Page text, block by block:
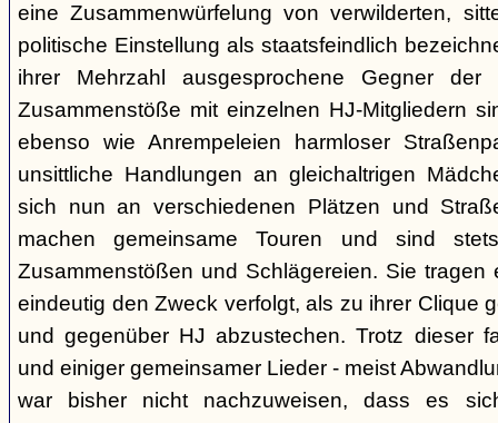
eine Zusammenwürfelung von verwilderten,
politische Einstellung als staatsfeindlich
ihrer Mehrzahl ausgesprochene Gegner
Zusammenstöße mit einzelnen HJ-Mitgliedern
ebenso wie Anrempeleien harmloser
unsittliche Handlungen an gleichaltrigen
sich nun an verschiedenen Plätzen und
machen gemeinsame Touren und sind
Zusammenstößen und Schlägereien. Sie tragen
eindeutig den Zweck verfolgt, als zu ihrer Clique
und gegenüber HJ abzustechen. Trotz dieser
und einiger gemeinsamer Lieder - meist
war bisher nicht nachzuweisen, dass es